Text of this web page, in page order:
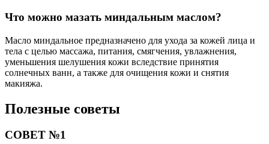
Что можно мазать миндальным маслом?
Масло миндальное предназначено для ухода за кожей лица и
тела с целью массажа, питания, смягчения, увлажнения,
уменьшения шелушения кожи вследствие принятия
солнечных ванн, а также для очищения кожи и снятия
макияжа.
Полезные советы
СОВЕТ №1